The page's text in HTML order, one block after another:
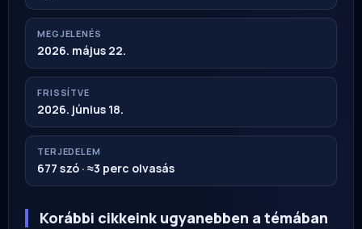
MEGJELENÉS
2026. május 22.
FRISSÍTVE
2026. június 18.
TERJEDELEM
677 szó · ≈3 perc olvasás
Korábbi cikkeink ugyanebben a témában